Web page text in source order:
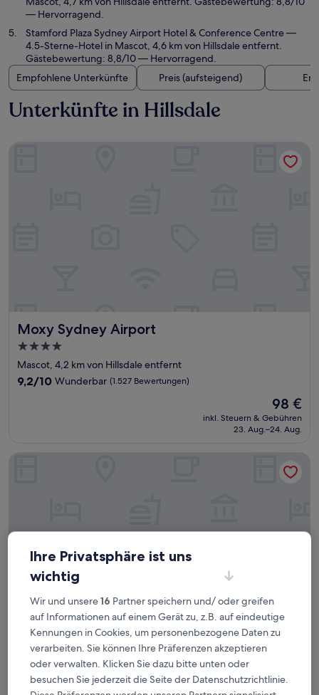
— Hervorragend.
Stamford Plaza Sydney Airport Hotel & Conference Centre—
4.5-Sterne-Hotel in Mascot, 4,6 km von Hillsdale entfernt.
Gästebewertung: 8,8/10 — Hervorragend.
Empfohlene Unterkünfte
Preis (aufsteigend)
Unterkünfte in Hillsdale
Moxy Sydney Airport
Moxy Sydney Airport
4.0-
Sterne-
Unterkunft
Mascot, 4,2 km von Hillsdale entfernt
9.2
9,2/10 Wunderbar (1.527 Bewertungen)
Der
Preis
beträgt
98 €
inkl. Steuern & Gebühren
23. Aug.–24. Aug.
Holiday Inn Express Sydney Airport by IHG
Holiday Inn Express Sydney Airport by IHG
Sterne-
Unterkunft
Mascot, 4,6 km von Hillsdale entfernt
8,8/10 Hervorragend (1.696 Bewertungen)
Holiday Inn Express Sydney Airport by IHG
Ihre Privatsphäre ist uns
wichtig
Wir und unsere16 Partner speichern und/ oder greifen
auf Informationen auf einem Gerät zu, z.B. auf eindeutige
Kennungen in Cookies, um personenbezogene Daten zu
verarbeiten. Sie können Ihre Präferenzen akzeptieren
oder verwalten. Klicken Sie dazu bitte unten oder
besuchen Sie jederzeit die Seite der Datenschutzrichtlinie.